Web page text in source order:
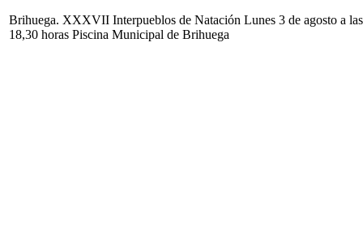
Brihuega. XXXVII Interpueblos de Natación Lunes 3 de agosto a las
18,30 horas Piscina Municipal de Brihuega